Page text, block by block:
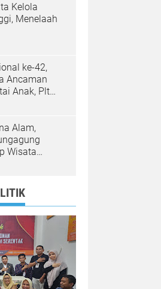
Kelola
Menelaah
ke-42,
Ancaman
Anak, Plt
Alam,
Wisata